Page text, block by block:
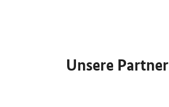
Unsere Partner